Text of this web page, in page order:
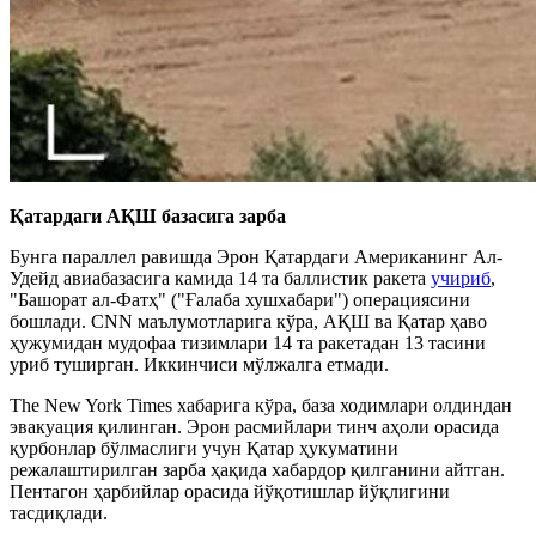
Қатардаги АҚШ базасига зарба
Бунга параллел равишда Эрон Қатардаги Американинг Ал-
Удейд авиабазасига камида 14 та баллистик ракета учириб,
"Башорат ал-Фатҳ" ("Ғалаба хушхабари") операциясини
бошлади. CNN маълумотларига кўра, АҚШ ва Қатар ҳаво
ҳужумидан мудофаа тизимлари 14 та ракетадан 13 тасини
уриб туширган. Иккинчиси мўлжалга етмади.
The New York Times хабарига кўра, база ходимлари олдиндан
эвакуация қилинган. Эрон расмийлари тинч аҳоли орасида
қурбонлар бўлмаслиги учун Қатар ҳукуматини
режалаштирилган зарба ҳақида хабардор қилганини айтган.
Пентагон ҳарбийлар орасида йўқотишлар йўқлигини
тасдиқлади.